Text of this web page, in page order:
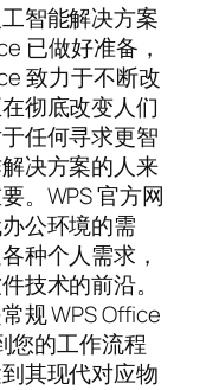
智能解决方案
已做好准备，
致力于不断改
彻底改变人们
任何寻求更智
决方案的人来
。WPS 官方网
公环境的需
种个人需求，
技术的前沿。
规 WPS Office
您的工作流程
其现代对应物